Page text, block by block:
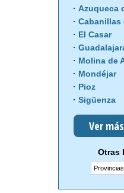
Azuqueca
Cabanillas
El Casar
Molina de
Mondéjar
Pioz
Sigüenza
Ver
Otras